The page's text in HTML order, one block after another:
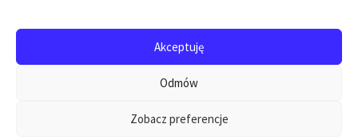
Akceptuję
Odmów
Zobacz preferencje
Copyright 2017 - 2026 E-opel24.pl - Firma MIJ © All